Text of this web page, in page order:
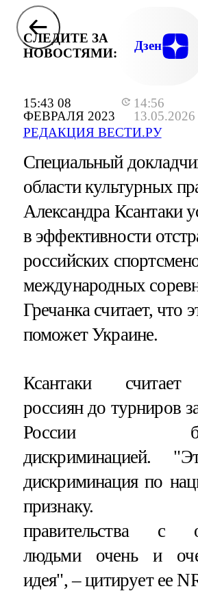
15:43 08
ФЕВРАЛЯ 2023
14:56
13.05.2026
РЕДАКЦИЯ ВЕСТИ.РУ
СЛЕДИТЕ ЗА
НОВОСТЯМИ:
Дзен
Специальный
области культурных
Александра Ксантаки
в эффективности
российских
международных
Гречанка считает, что
поможет Украине.
Ксантаки считает
россиян до турниров
России
дискриминацией.
дискриминация по
признаку.
правительства с
людьми очень и
идея", – цитирует ее